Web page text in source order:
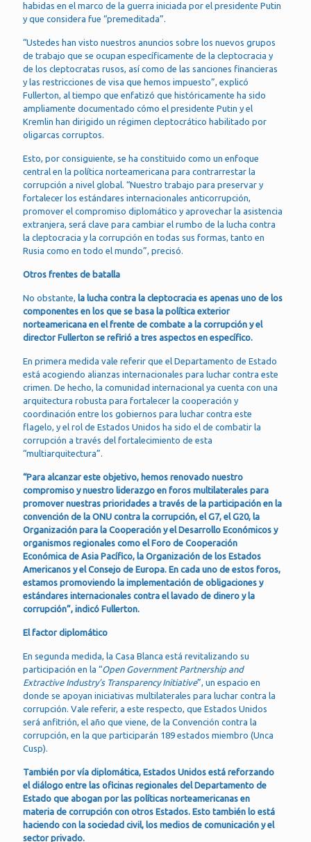
habidas en el marco de la guerra iniciada por el presidente Putin
y que considera fue “premeditada”.
“Ustedes han visto nuestros anuncios sobre los nuevos grupos
de trabajo que se ocupan específicamente de la cleptocracia y
de los cleptocratas rusos, así como de las sanciones financieras
y las restricciones de visa que hemos impuesto”, explicó
Fullerton, al tiempo que enfatizó que históricamente ha sido
ampliamente documentado cómo el presidente Putin y el
Kremlin han dirigido un régimen cleptocrático habilitado por
oligarcas corruptos.
Esto, por consiguiente, se ha constituido como un enfoque
central en la política norteamericana para contrarrestar la
corrupción a nivel global. “Nuestro trabajo para preservar y
fortalecer los estándares internacionales anticorrupción,
promover el compromiso diplomático y aprovechar la asistencia
extranjera, será clave para cambiar el rumbo de la lucha contra
la cleptocracia y la corrupción en todas sus formas, tanto en
Rusia como en todo el mundo”, precisó.
Otros frentes de batalla
No obstante, la lucha contra la cleptocracia es apenas uno de los
componentes en los que se basa la política exterior
norteamericana en el frente de combate a la corrupción y el
director Fullerton se refirió a tres aspectos en específico.
En primera medida vale referir que el Departamento de Estado
está acogiendo alianzas internacionales para luchar contra este
crimen. De hecho, la comunidad internacional ya cuenta con una
arquitectura robusta para fortalecer la cooperación y
coordinación entre los gobiernos para luchar contra este
flagelo, y el rol de Estados Unidos ha sido el de combatir la
corrupción a través del fortalecimiento de esta
“multiarquitectura”.
“Para alcanzar este objetivo, hemos renovado nuestro
compromiso y nuestro liderazgo en foros multilaterales para
promover nuestras prioridades a través de la participación en la
convención de la ONU contra la corrupción, el G7, el G20, la
Organización para la Cooperación y el Desarrollo Económicos y
organismos regionales como el Foro de Cooperación
Económica de Asia Pacífico, la Organización de los Estados
Americanos y el Consejo de Europa. En cada uno de estos foros,
estamos promoviendo la implementación de obligaciones y
estándares internacionales contra el lavado de dinero y la
corrupción”, indicó Fullerton.
El factor diplomático
En segunda medida, la Casa Blanca está revitalizando su
participación en la “Open Government Partnership and
Extractive Industry’s Transparency Initiative”, un espacio en
donde se apoyan iniciativas multilaterales para luchar contra la
corrupción. Vale referir, a este respecto, que Estados Unidos
será anfitrión, el año que viene, de la Convención contra la
corrupción, en la que participarán 189 estados miembro (Unca
Cusp).
También por vía diplomática, Estados Unidos está reforzando
el diálogo entre las oficinas regionales del Departamento de
Estado que abogan por las políticas norteamericanas en
materia de corrupción con otros Estados. Esto también lo está
haciendo con la sociedad civil, los medios de comunicación y el
sector privado.